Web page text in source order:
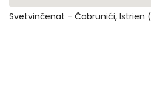
Svetvinčenat - Čabrunići, Istrien